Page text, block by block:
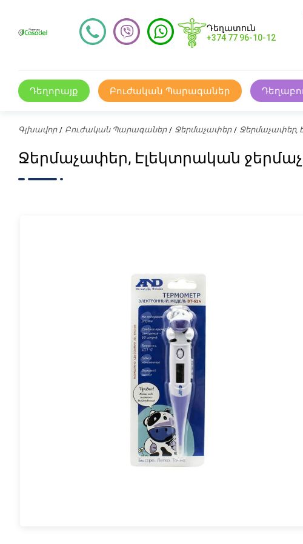
Դեղատուն
+374 77 96-10-12
Դեղորայք Բուժական Պարագաներ
Գլխավոր Բուժական Պարագաներ Ջերմաչափեր Ջերմաչափեր,
Ջերմաչափեր, Էլեկտրական